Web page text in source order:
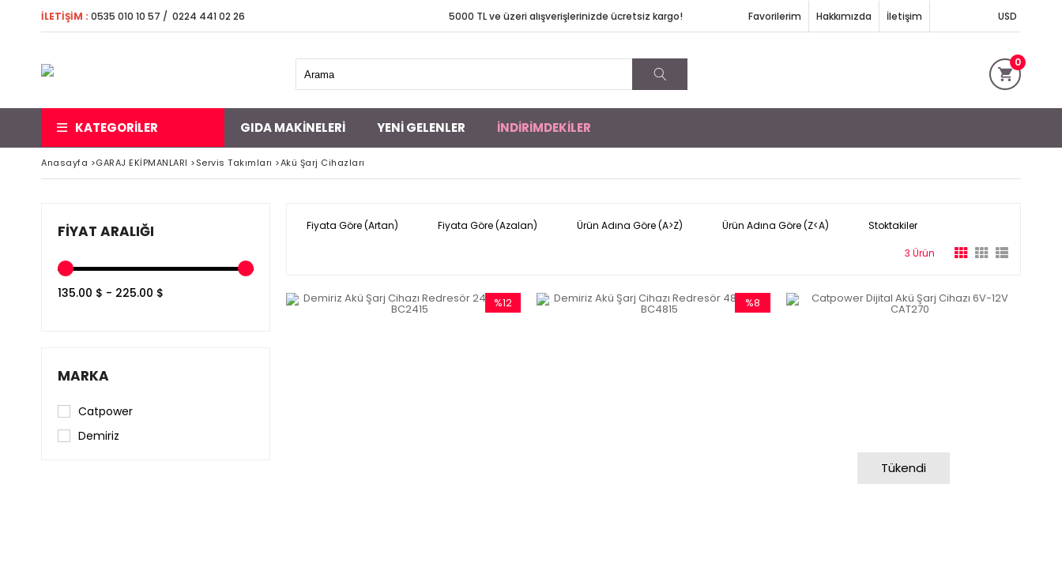
İLETİŞİM : 0535 010 10 57 / 0224 441 02 26 5000 TL ve üzeri alışverişlerinizde ücretsiz kargo! Hakkımızda İletişim
Favorilerim USD
0
KATEGORİLER GIDA MAKINELERI YENİ GELENLER İNDİRİMDEKİLER
Anasayfa >GARAJ EKİPMANLARI >Servis Takımları >Akü Şarj Cihazları
FIYAT ARALIĞI
135.00 $ - 225.00 $
MARKA
Catpower
Demiriz
Fiyata Göre (Artan) Fiyata Göre (Azalan) Ürün Adına Göre (A>Z) Ürün Adına Göre (Z<A) Stoktakiler
3 Ürün
%12
%8
Tükendi